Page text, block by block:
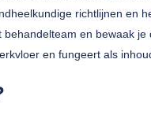
richtlijnen en
en bewaak
en fungeert als